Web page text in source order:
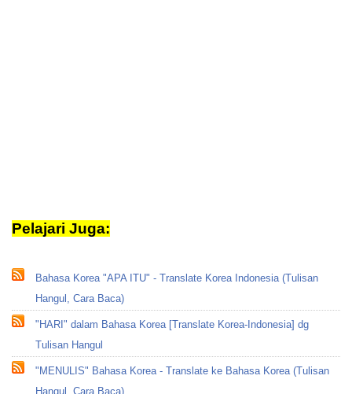
Pelajari Juga:
Bahasa Korea "APA ITU" - Translate Korea Indonesia (Tulisan
Hangul, Cara Baca)
"HARI" dalam Bahasa Korea [Translate Korea-Indonesia] dg
Tulisan Hangul
"MENULIS" Bahasa Korea - Translate ke Bahasa Korea (Tulisan
Hangul, Cara Baca)